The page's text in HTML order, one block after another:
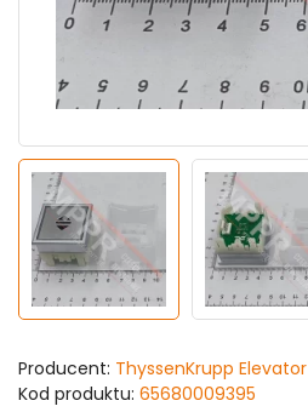
Producent: ThyssenKrupp Elevator
Kod produktu: 65680009395